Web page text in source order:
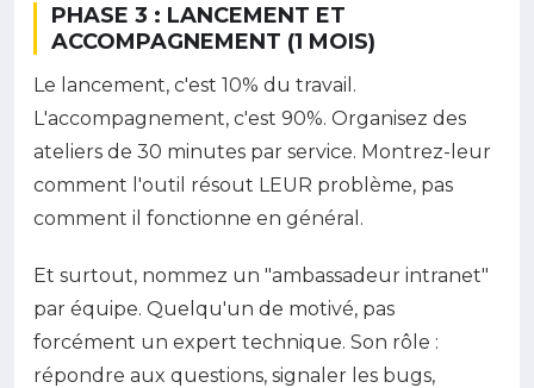
PHASE 3 : LANCEMENT ET
ACCOMPAGNEMENT (1 MOIS)
Le lancement, c'est 10% du travail.
L'accompagnement, c'est 90%. Organisez des
ateliers de 30 minutes par service. Montrez-leur
comment l'outil résout LEUR problème, pas
comment il fonctionne en général.
Et surtout, nommez un "ambassadeur intranet"
par équipe. Quelqu'un de motivé, pas
forcément un expert technique. Son rôle :
répondre aux questions, signaler les bugs,